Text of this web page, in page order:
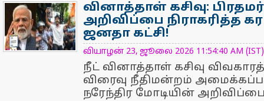
NewsIcon
வினாத்தாள் கசிவு:
அறிவிப்பை நிராகரித்த
ஜனதா கட்சி!
வியாழன் 23, ஜூலை 2026 11:54:40 AM (IST)
நீட் வினாத்தாள் கசிவு
விரைவு நீதிமன்றம்
நரேந்திர மோடியின்